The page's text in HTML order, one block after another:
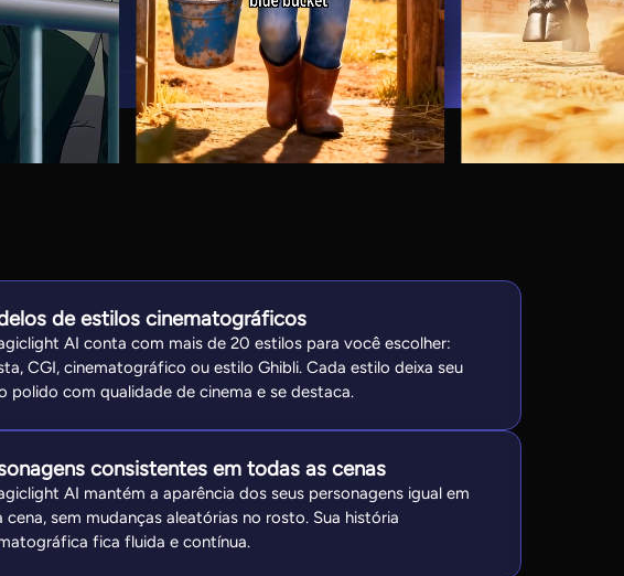
de estilos cinematográficos
AI conta com mais de 20 estilos para você escolher:
CGI, cinematográfico ou estilo Ghibli. Cada estilo deixa seu
polido com qualidade de cinema e se destaca.
consistentes em todas as cenas
AI mantém a aparência dos seus personagens igual em
cena, sem mudanças aleatórias no rosto. Sua história
fica fluida e contínua.